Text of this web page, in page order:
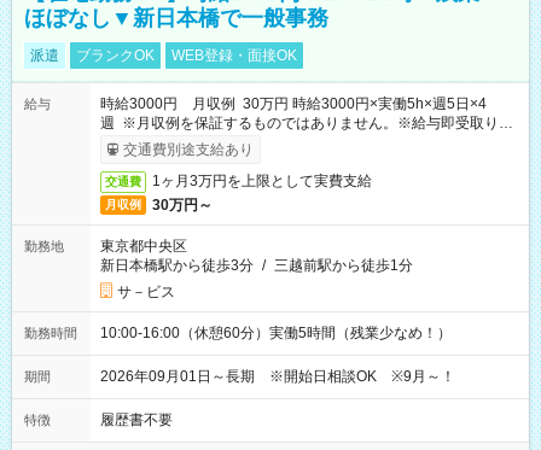
ほぼなし▼新日本橋で一般事務
派遣 ブランクOK WEB登録・面接OK
給与
時給3000円 月収例 30万円 時給3000円×実働5h×週5日×4
週 ※月収例を保証するものではありません。※給与即受取りサ
ービス利用可（利用条件有）
交通費別途支給あり
交通費 1ヶ月3万円を上限として実費支給
月収例 30万円～
勤務地
東京都中央区
新日本橋駅から徒歩3分 / 三越前駅から徒歩1分
サ－ビス
勤務時間 10:00-16:00（休憩60分）実働5時間（残業少なめ！）
期間 2026年09月01日～長期 ※開始日相談OK ※9月～！
特徴 履歴書不要